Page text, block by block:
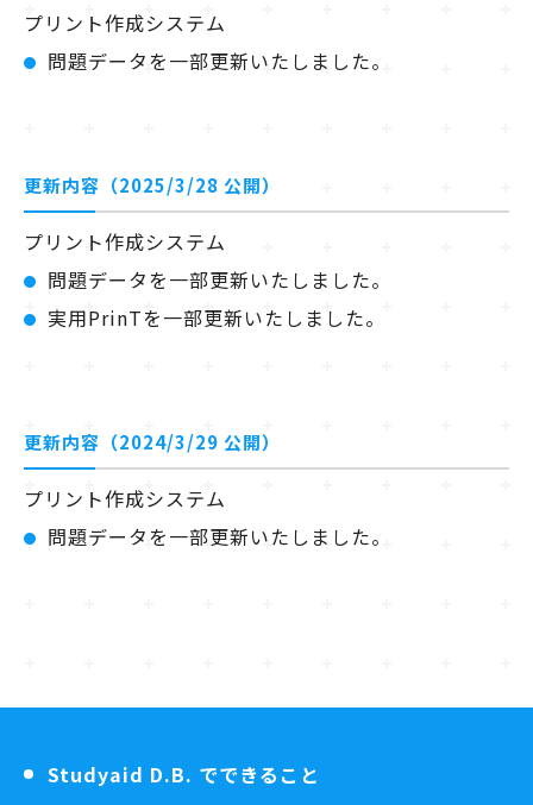
プリント作成システム
問題データを一部更新いたしました。
更新内容（2025/3/28 公開）
プリント作成システム
問題データを一部更新いたしました。
実用PrinTを一部更新いたしました。
更新内容（2024/3/29 公開）
プリント作成システム
問題データを一部更新いたしました。
Studyaid D.B. でできること